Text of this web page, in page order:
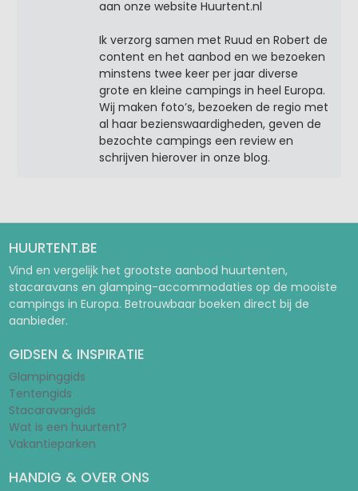
aan onze website Huurtent.nl
Ik verzorg samen met Ruud en Robert de
content en het aanbod en we bezoeken
minstens twee keer per jaar diverse
grote en kleine campings in heel Europa.
Wij maken foto’s, bezoeken de regio met
al haar bezienswaardigheden, geven de
bezochte campings een review en
schrijven hierover in onze blog.
HUURTENT.BE
Vind en vergelijk het grootste aanbod huurtenten,
stacaravans en glamping-accommodaties op de mooiste
campings in Europa. Betrouwbaar boeken direct bij de
aanbieder.
GIDSEN & INSPIRATIE
Glampinggids
Tentengids
Stacaravangids
Wat is een huurtent?
Vakantieparken
HANDIG & OVER ONS